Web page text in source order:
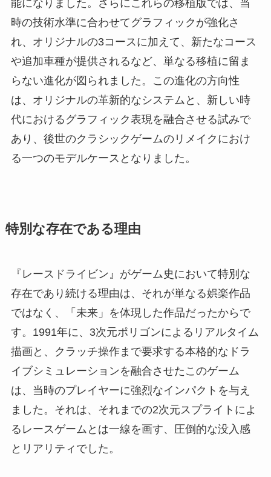
能になりました。さらにこれらの移植版では、当
時の技術水準に合わせてグラフィックが強化さ
れ、オリジナルの3コースに加えて、新たなコース
や追加車種が提供されるなど、単なる移植に留ま
らない進化が図られました。この進化の方向性
は、オリジナルの革新的なシステムと、新しい時
代におけるグラフィック表現を融合させる試みで
あり、後世のクラシックゲームのリメイクにおけ
る一つのモデルケースとなりました。
特別な存在である理由
『レースドライビン』がゲーム史において特別な
存在であり続ける理由は、それが単なる娯楽作品
ではなく、「未来」を体現した作品だったからで
す。1991年に、3次元ポリゴンによるリアルタイム
描画と、クラッチ操作まで要求する本格的なドラ
イブシミュレーションを融合させたこのゲーム
は、当時のプレイヤーに強烈なインパクトを与え
ました。それは、それまでの2次元スプライトによ
るレースゲームとは一線を画す、圧倒的な没入感
とリアリティでした。